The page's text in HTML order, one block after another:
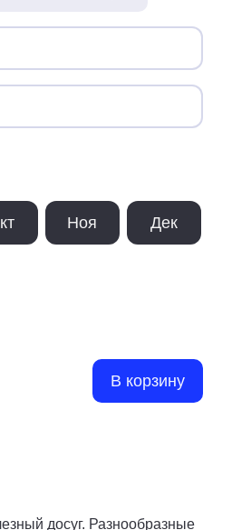
Ноя Дек
В корзину
досуг. Разнообразные